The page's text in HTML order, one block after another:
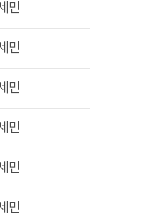
민
민
민
민
민
민